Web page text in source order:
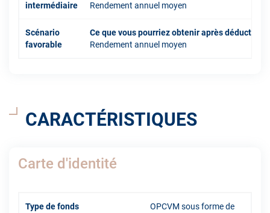
intermédiaire
Rendement annuel moyen
Scénario
favorable
Ce que vous pourriez obtenir après déduction
Rendement annuel moyen
CARACTÉRISTIQUES
Carte d'identité
Type de fonds
OPCVM sous forme de